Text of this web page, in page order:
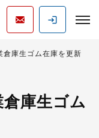
倉庫生ゴム在庫を更新
倉庫生ゴム